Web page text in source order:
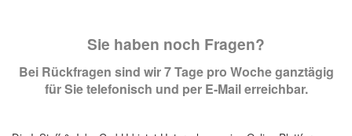
Sie haben noch Fragen?
Bei Rückfragen sind wir 7 Tage pro Woche ganztägig
für Sie telefonisch und per E-Mail erreichbar.